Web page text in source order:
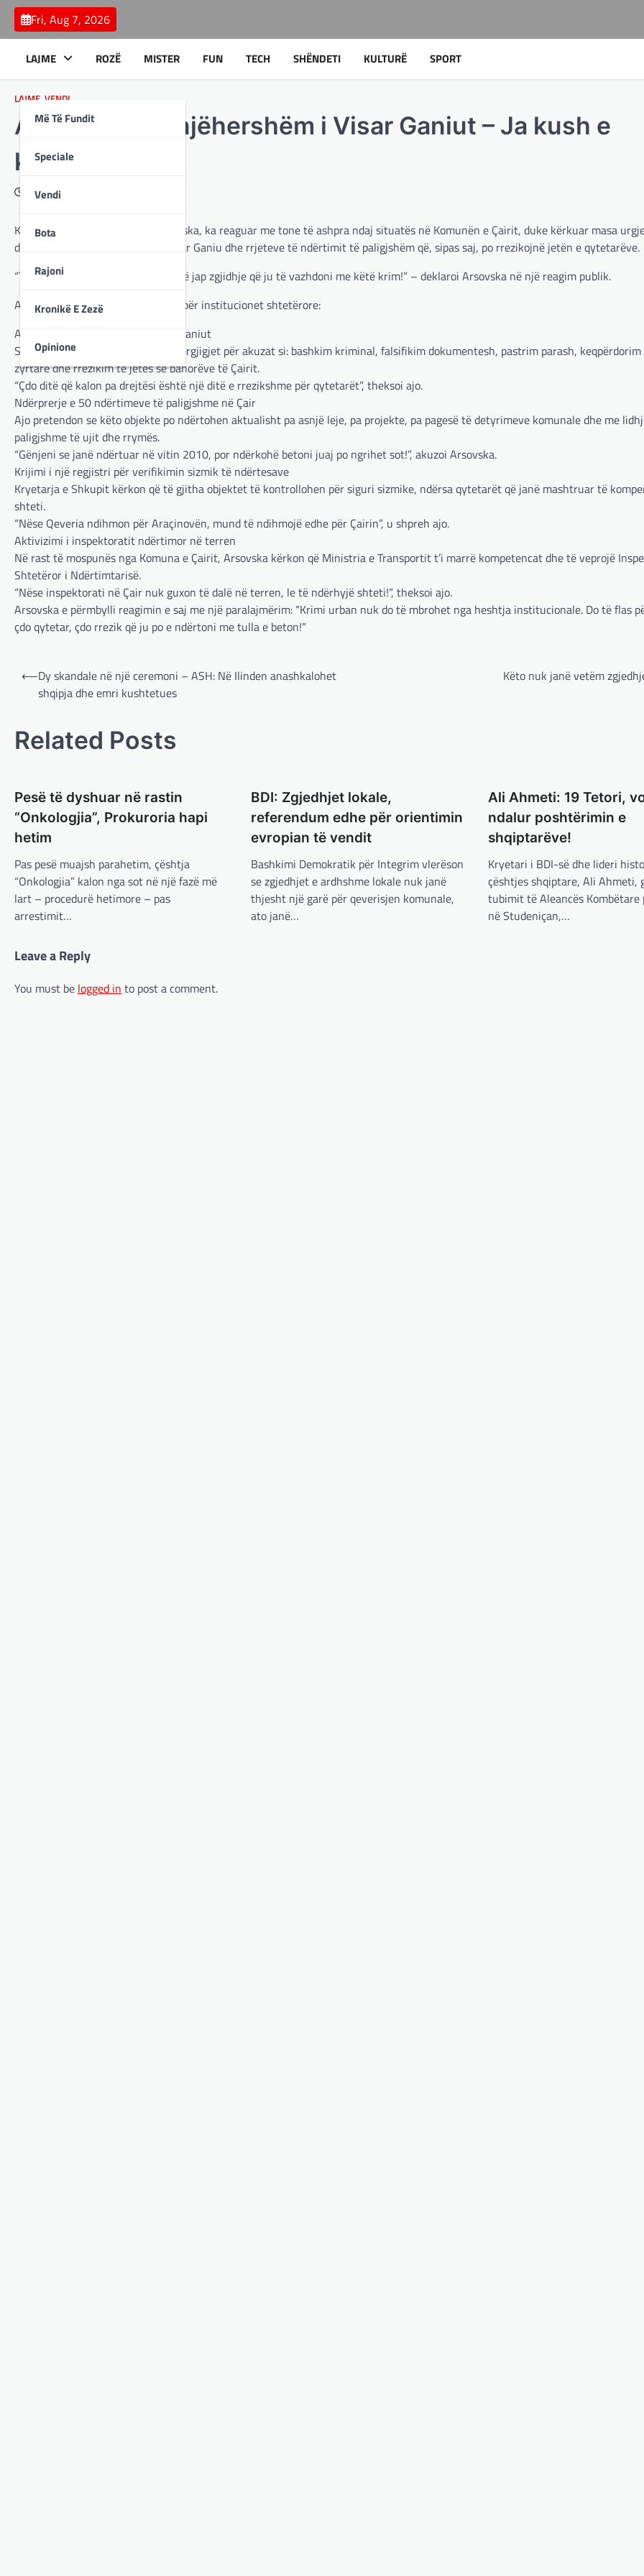
Skip
content
Fri, Aug 7, 2026
LAJME
Më Të Fundit
Speciale
Vendi
Bota
Rajoni
Kronikë E Zezë
Opinione
ROZË MISTER FUN TECH SHËNDETI KULTURË SPORT
LAJME VENDI
Arrestimi i menjëhershëm i Visar Ganiut – Ja kush e
kërkon!
July 24, 2025
Kryetarja e Shkupit, Danella Arsovska, ka reaguar me tone të ashpra ndaj situatës në Komunën e Çairit, duke kërkuar masa
dhe ndëshkuese ndaj kryetarit Visar Ganiu dhe rrjeteve të ndërtimit të paligjshëm që, sipas saj, po rrezikojnë jetën e qytetarëve.
“Taman punë, zotëri Mexhiti, unë të jap zgjidhje që ju të vazhdoni me këtë krim!” – deklaroi Arsovska në një reagim publik.
Ajo renditi katër kërkesa urgjente për institucionet shtetërore:
Arrestimi i menjëhershëm i Visar Ganiut
Sipas Arsovskës, Ganiu duhet të përgjigjet për akuzat si: bashkim kriminal, falsifikim dokumentesh, pastrim parash,
zyrtare dhe rrezikim të jetës së banorëve të Çairit.
“Çdo ditë që kalon pa drejtësi është një ditë e rrezikshme për qytetarët”, theksoi ajo.
Ndërprerje e 50 ndërtimeve të paligjshme në Çair
Ajo pretendon se këto objekte po ndërtohen aktualisht pa asnjë leje, pa projekte, pa pagesë të detyrimeve komunale dhe me
paligjshme të ujit dhe rrymës.
“Gënjeni se janë ndërtuar në vitin 2010, por ndërkohë betoni juaj po ngrihet sot!”, akuzoi Arsovska.
Krijimi i një regjistri për verifikimin sizmik të ndërtesave
Kryetarja e Shkupit kërkon që të gjitha objektet të kontrollohen për siguri sizmike, ndërsa qytetarët që janë mashtruar të
shteti.
“Nëse Qeveria ndihmon për Araçinovën, mund të ndihmojë edhe për Çairin”, u shpreh ajo.
Aktivizimi i inspektoratit ndërtimor në terren
Në rast të mospunës nga Komuna e Çairit, Arsovska kërkon që Ministria e Transportit t’i marrë kompetencat dhe të veprojë
Shtetëror i Ndërtimtarisë.
“Nëse inspektorati në Çair nuk guxon të dalë në terren, le të ndërhyjë shteti!”, theksoi ajo.
Arsovska e përmbylli reagimin e saj me një paralajmërim: “Krimi urban nuk do të mbrohet nga heshtja institucionale. Do të flas
çdo qytetar, çdo rrezik që ju po e ndërtoni me tulla e beton!”
Post
navigation
⟵Dy skandale në një ceremoni – ASH: Në Ilinden anashkalohet
shqipja dhe emri kushtetues
Këto nuk janë vetëm
Related Posts
Pesë të dyshuar në rastin
“Onkologjia”, Prokuroria hapi
hetim
Pas pesë muajsh parahetim, çështja
“Onkologjia” kalon nga sot në një fazë më
lart – procedurë hetimore – pas
arrestimit…
BDI: Zgjedhjet lokale,
referendum edhe për orientimin
evropian të vendit
Bashkimi Demokratik për Integrim vlerëson
se zgjedhjet e ardhshme lokale nuk janë
thjesht një garë për qeverisjen komunale,
ato janë…
Ali Ahmeti: 19 Tetori,
ndalur poshtërimin e
shqiptarëve!
Kryetari i BDI-së dhe lideri
çështjes shqiptare, Ali Ahmeti,
tubimit të Aleancës
në Studeniçan,…
Leave a Reply
You must be logged in to post a comment.